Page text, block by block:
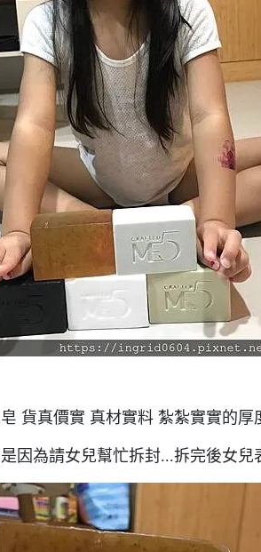
貨真價實 真材實料 紮紮實實的厚
因為請女兒幫忙拆封...拆完後女